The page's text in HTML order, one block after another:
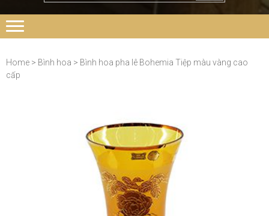
Home > Bình hoa > Bình hoa pha lê Bohemia Tiệp màu vàng cao
cấp